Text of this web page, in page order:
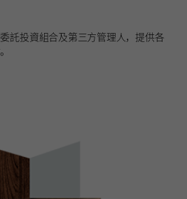
託投資組合及第三方管理人，提供各